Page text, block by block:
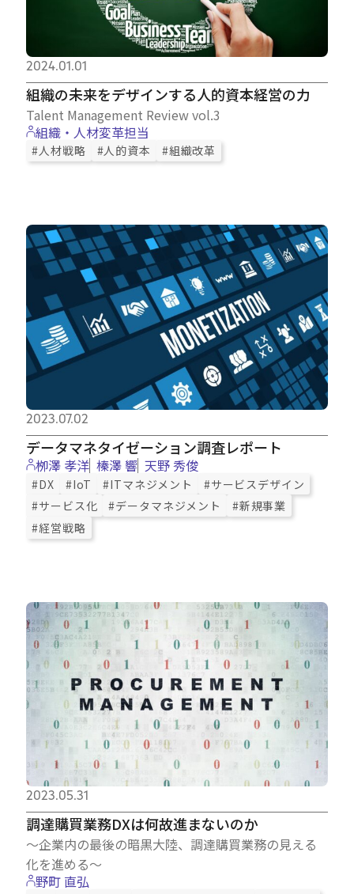
組織の未来をデザインする人的資本経営の力
Talent Management Review vol.3
2024.01.01
組織・人材変革担当
#人材戦略 #人的資本 #組織改革
データマネタイゼーション調査レポート
2023.07.02
栁澤 孝洋 榛澤 響 天野 秀俊
#DX #IoT #ITマネジメント
#サービスデザイン
#サービス化
#データマネジメント
#新規事業
#経営戦略
調達購買業務DXは何故進まないのか
～企業内の最後の暗黒大陸、調達購買業務の見える
化を進める～
2023.05.31
野町 直弘